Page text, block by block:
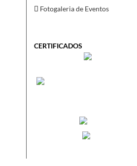
Fotogaleria de Eventos
CERTIFICADOS